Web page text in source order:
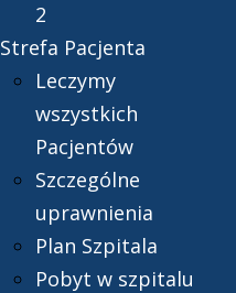
2
Strefa Pacjenta
Leczymy
wszystkich
Pacjentów
Szczególne
uprawnienia
Plan Szpitala
Pobyt w szpitalu